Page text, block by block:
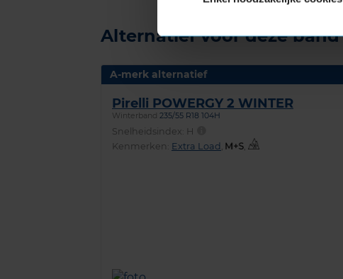
Alternatief voor deze band
A-merk alternatief
Pirelli POWERGY 2 WINTER
Winterband 235/55 R18 104H
Snelheidsindex: H
Kenmerken: Extra Load ,